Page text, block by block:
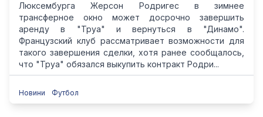
Люксембурга Жерсон Родригес в зимнее
трансферное окно может досрочно завершить
аренду в "Труа" и вернуться в "Динамо".
Французский клуб рассматривает возможности для
такого завершения сделки, хотя ранее сообщалось,
что "Труа" обязался выкупить контракт Родри...
Новини Футбол